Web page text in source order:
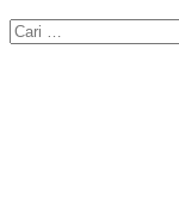
Cari
untuk: